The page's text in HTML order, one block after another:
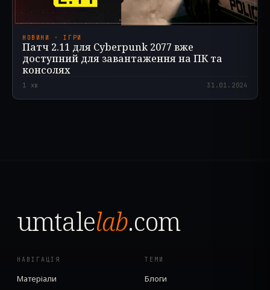
НОВИНИ · ІГРИ
Патч 2.11 для Cyberpunk 2077 вже
доступний для завантаження на ПК та
консолях
1 хв 31.01.2024
umtalelab.com
НАВІГАЦІЯ
Матеріали
ТЕМИ
Блоги